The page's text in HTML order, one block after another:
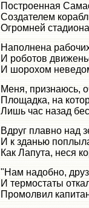
Построенная
Создателем
Огромней
Наполнена
И роботов
И шорохом
Меня, признаюсь,
Площадка, на
Лишь час назад
Вдруг плавно над
И к зданью
Как Лапута, неся
"Нам надобно,
И термостаты
Промолвил